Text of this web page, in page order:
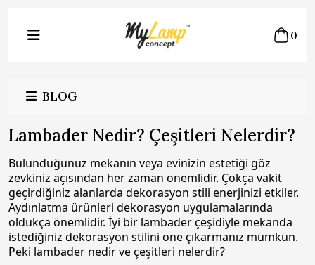
0
BLOG
Lambader Nedir? Çeşitleri Nelerdir?
Bulunduğunuz mekanın veya evinizin estetiği göz
zevkiniz açısından her zaman önemlidir. Çokça vakit
geçirdiğiniz alanlarda dekorasyon stili enerjinizi etkiler.
Aydınlatma ürünleri dekorasyon uygulamalarında
oldukça önemlidir. İyi bir lambader çeşidiyle mekanda
istediğiniz dekorasyon stilini öne çıkarmanız mümkün.
Peki lambader nedir ve çeşitleri nelerdir?